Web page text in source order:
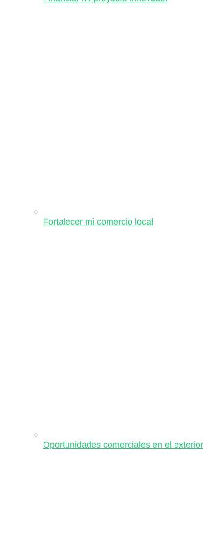
Fortalecer mi comercio local
Oportunidades comerciales en el exterior